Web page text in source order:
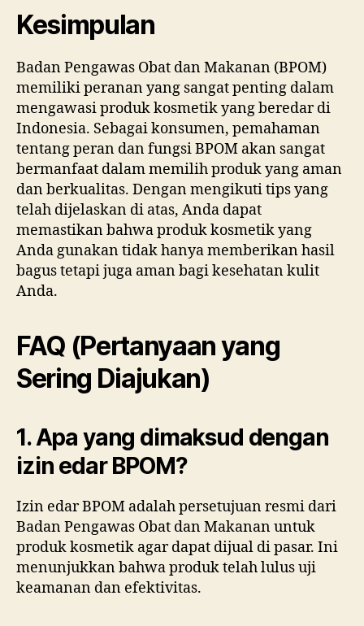
Kesimpulan
Badan Pengawas Obat dan Makanan (BPOM)
memiliki peranan yang sangat penting dalam
mengawasi produk kosmetik yang beredar di
Indonesia. Sebagai konsumen, pemahaman
tentang peran dan fungsi BPOM akan sangat
bermanfaat dalam memilih produk yang aman
dan berkualitas. Dengan mengikuti tips yang
telah dijelaskan di atas, Anda dapat
memastikan bahwa produk kosmetik yang
Anda gunakan tidak hanya memberikan hasil
bagus tetapi juga aman bagi kesehatan kulit
Anda.
FAQ (Pertanyaan yang
Sering Diajukan)
1. Apa yang dimaksud dengan
izin edar BPOM?
Izin edar BPOM adalah persetujuan resmi dari
Badan Pengawas Obat dan Makanan untuk
produk kosmetik agar dapat dijual di pasar. Ini
menunjukkan bahwa produk telah lulus uji
keamanan dan efektivitas.